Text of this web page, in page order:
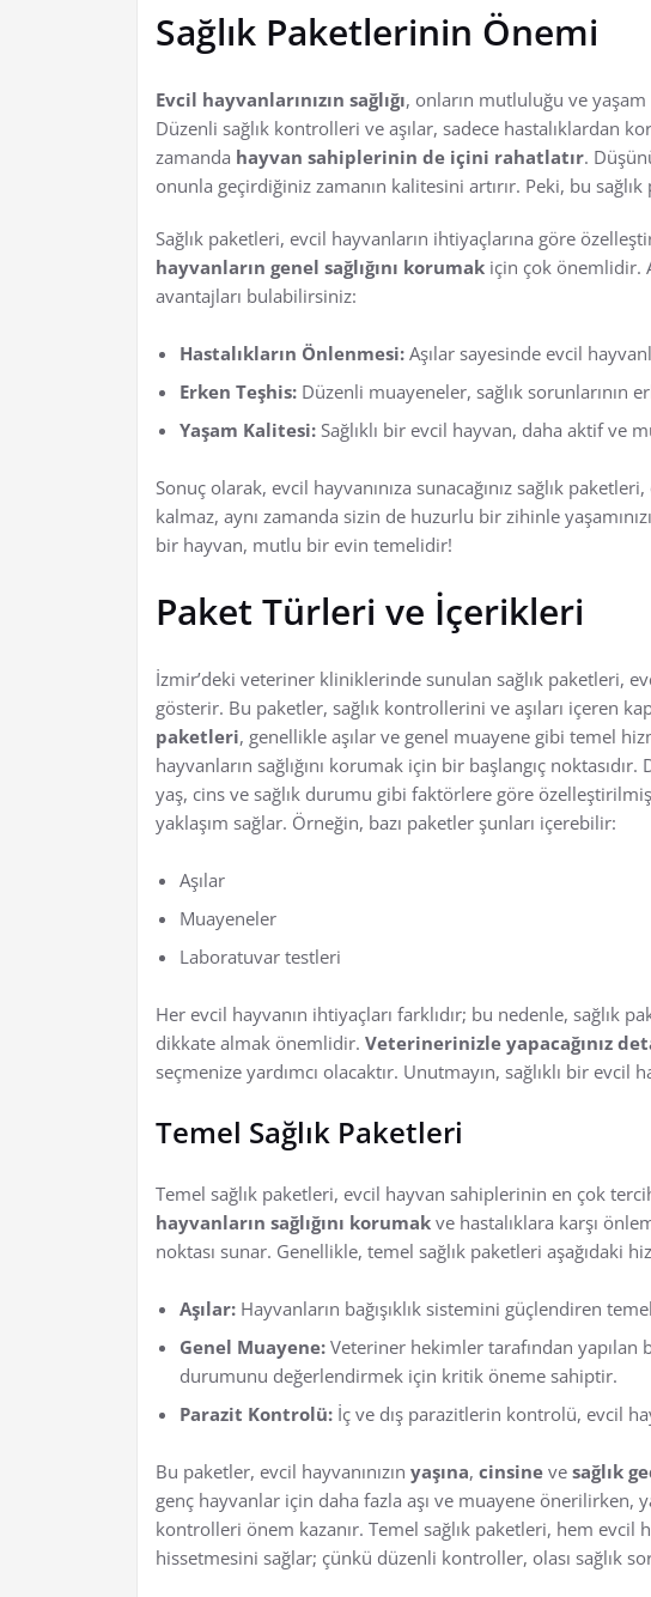
Sağlık Paketlerinin Önemi
Evcil hayvanlarınızın sağlığı, onların mutluluğu ve
Düzenli sağlık kontrolleri ve aşılar, sadece hastalıklardan
zamanda hayvan sahiplerinin de içini rahatlatır.
onunla geçirdiğiniz zamanın kalitesini artırır. Peki, bu
Sağlık paketleri, evcil hayvanların ihtiyaçlarına göre
hayvanların genel sağlığını korumak için çok önemlidir.
avantajları bulabilirsiniz:
Hastalıkların Önlenmesi: Aşılar sayesinde evcil
Erken Teşhis: Düzenli muayeneler, sağlık sorunlarının
Yaşam Kalitesi: Sağlıklı bir evcil hayvan, daha aktif ve
Sonuç olarak, evcil hayvanınıza sunacağınız sağlık
kalmaz, aynı zamanda sizin de huzurlu bir zihinle
bir hayvan, mutlu bir evin temelidir!
Paket Türleri ve İçerikleri
İzmir’deki veteriner kliniklerinde sunulan sağlık paketleri,
gösterir. Bu paketler, sağlık kontrollerini ve aşıları içeren
paketleri, genellikle aşılar ve genel muayene gibi temel
hayvanların sağlığını korumak için bir başlangıç noktasıdır.
yaş, cins ve sağlık durumu gibi faktörlere göre
yaklaşım sağlar. Örneğin, bazı paketler şunları içerebilir:
Aşılar
Muayeneler
Laboratuvar testleri
Her evcil hayvanın ihtiyaçları farklıdır; bu nedenle, sağlık
dikkate almak önemlidir. Veterinerinizle yapacağınız
seçmenize yardımcı olacaktır. Unutmayın, sağlıklı bir
Temel Sağlık Paketleri
Temel sağlık paketleri, evcil hayvan sahiplerinin en çok
hayvanların sağlığını korumak ve hastalıklara karşı
noktası sunar. Genellikle, temel sağlık paketleri aşağıdaki
Aşılar: Hayvanların bağışıklık sistemini güçlendiren
Genel Muayene: Veteriner hekimler tarafından yapılan
durumunu değerlendirmek için kritik öneme sahiptir.
Parazit Kontrolü: İç ve dış parazitlerin kontrolü, evcil
Bu paketler, evcil hayvanınızın yaşına, cinsine ve sağlık
genç hayvanlar için daha fazla aşı ve muayene önerilirken,
kontrolleri önem kazanır. Temel sağlık paketleri, hem evcil
hissetmesini sağlar; çünkü düzenli kontroller, olası sağlık